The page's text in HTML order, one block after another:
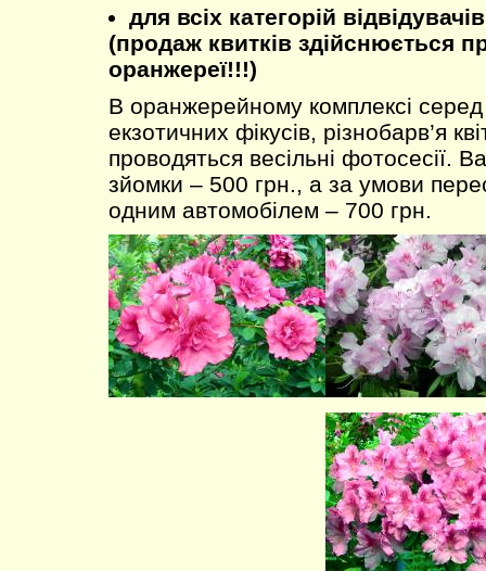
для всіх категорій
(продаж квитків здійснюється
оранжереї!!!)
В оранжерейному комплексі
екзотичних фікусів, різнобарв’я
проводяться весільні фотосесії.
зйомки – 500 грн., а за умови
одним автомобілем – 700 грн.